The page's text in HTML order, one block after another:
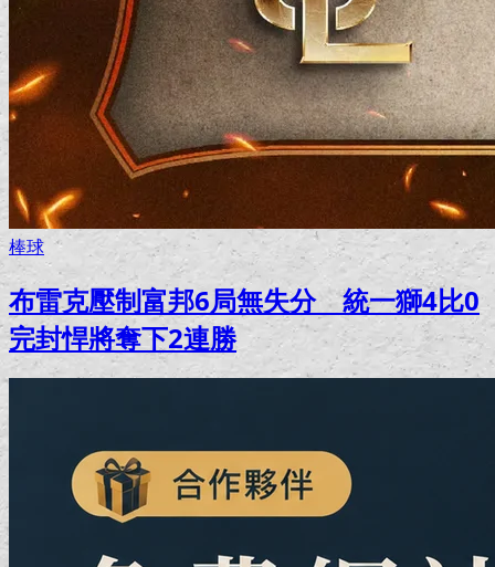
棒球
布雷克壓制富邦6局無失分 統一獅4比0
完封悍將奪下2連勝